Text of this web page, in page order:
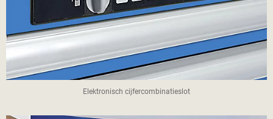
Elektronisch cijfercombinatieslot